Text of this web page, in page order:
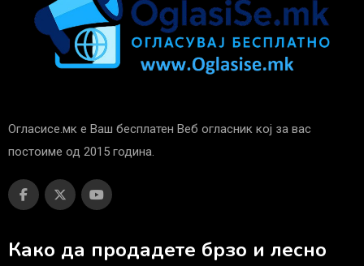
Огласисе.мк е Ваш бесплатен Веб огласник кој за вас
постоиме од 2015 година.
Како да продадете брзо и лесно